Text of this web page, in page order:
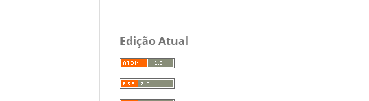
Edição Atual